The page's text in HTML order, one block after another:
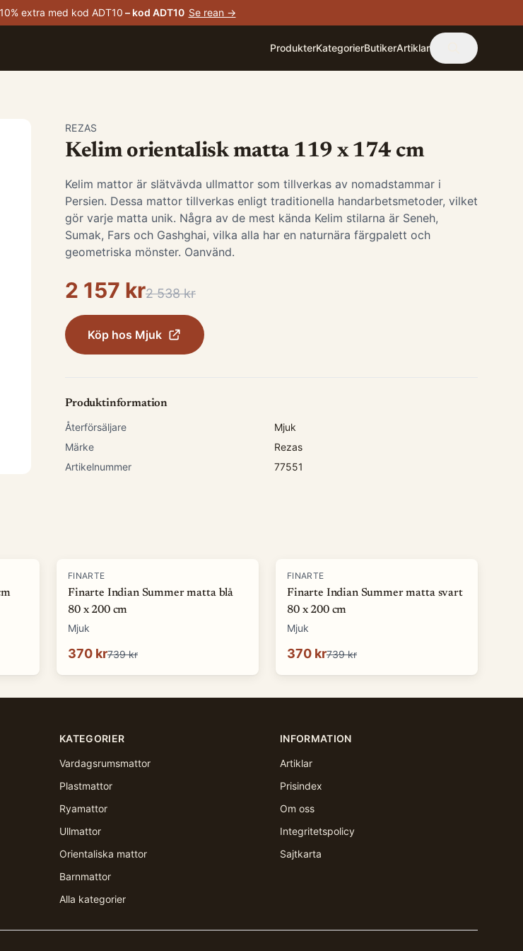
extra med kod ADT10 – kod ADT10 Se rean →
ProdukterKategorierButikerArtiklar
REZAS
Kelim orientalisk matta 119 x 174 cm
Kelim mattor är slätvävda ullmattor som tillverkas av nomadstammar i
Persien. Dessa mattor tillverkas enligt traditionella handarbetsmetoder, vilket
gör varje matta unik. Några av de mest kända Kelim stilarna är Seneh,
Sumak, Fars och Gashghai, vilka alla har en naturnära färgpalett och
geometriska mönster. Oanvänd.
2 157 kr2 538 kr
Köp hos Mjuk
Produktinformation
Återförsäljare
Mjuk
Märke
Rezas
Artikelnummer
77551
-50 %
FINARTE
Finarte Indian Summer matta blå
80 x 200 cm
Mjuk
370 kr739 kr
-50 %
FINARTE
Finarte Indian Summer matta svart
80 x 200 cm
Mjuk
370 kr739 kr
KATEGORIER
Vardagsrumsmattor
Plastmattor
Ryamattor
Ullmattor
Orientaliska mattor
Barnmattor
Alla kategorier
INFORMATION
Artiklar
Prisindex
Om oss
Integritetspolicy
Sajtkarta